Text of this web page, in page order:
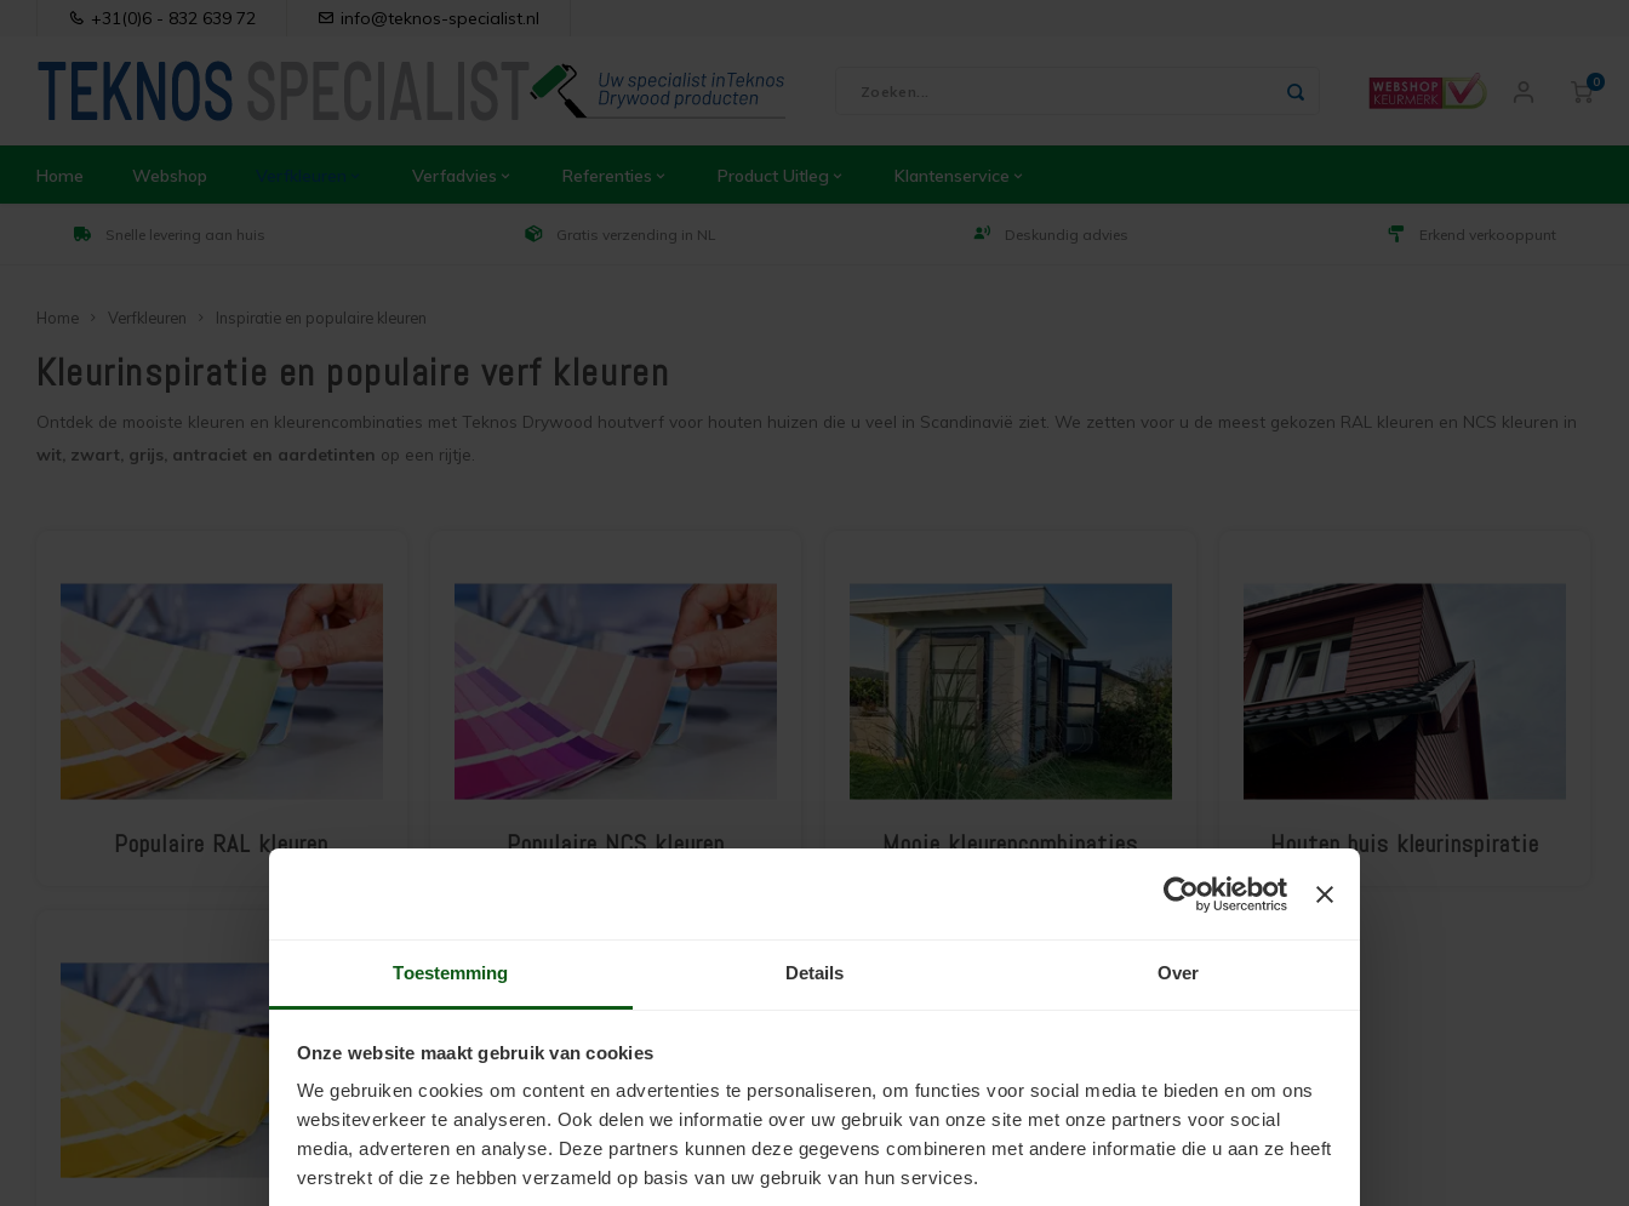
Toestemming Details Over
Onze website maakt gebruik van cookies
We gebruiken cookies om content en advertenties te personaliseren, om functies voor social media te bieden en om ons
websiteverkeer te analyseren. Ook delen we informatie over uw gebruik van onze site met onze partners voor social
media, adverteren en analyse. Deze partners kunnen deze gegevens combineren met andere informatie die u aan ze heeft
verstrekt of die ze hebben verzameld op basis van uw gebruik van hun services.
+31(0)6 - 832 639 72 info@teknos-specialist.nl
0
Home Webshop Verfkleuren Verfadvies Referenties Product Uitleg Klantenservice
Snelle levering aan huis Gratis verzending in NL Deskundig advies Erkend verkooppunt
Home Verfkleuren Inspiratie en populaire kleuren
Kleurinspiratie en populaire verf kleuren
Ontdek de mooiste kleuren en kleurencombinaties met Teknos Drywood houtverf voor houten huizen die u veel in Scandinavië ziet. We zetten voor u de meest gekozen RAL kleuren en NCS kleuren in
wit, zwart, grijs, antraciet en aardetinten op een rijtje.
Populaire RAL kleuren Populaire NCS kleuren Mooie kleurencombinaties Houten huis kleurinspiratie